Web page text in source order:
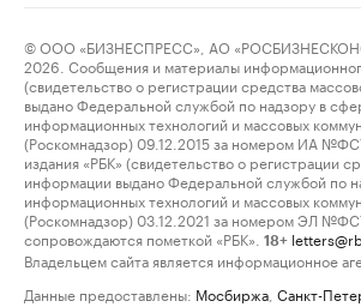
© ООО «БИЗНЕСПРЕСС», АО
2026. Сообщения и материалы
(свидетельство о регистрации средства
выдано Федеральной службой по надзору в
информационных технологий и массовых
(Роскомнадзор) 09.12.2015 за номером ИА
издания «РБК» (свидетельство о регистрации
информации выдано Федеральной службой по
информационных технологий и массовых
(Роскомнадзор) 03.12.2021 за номером ЭЛ
сопровождаются пометкой «РБК».
18+
Владельцем сайта является информационное
Данные предоставлены: Мосбиржа Санкт-